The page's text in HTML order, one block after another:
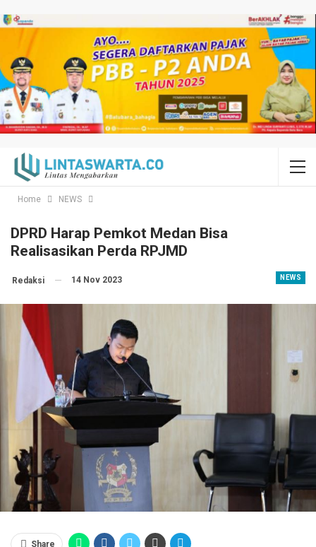
Home NEWS
DPRD Harap Pemkot Medan Bisa
Realisasikan Perda RPJMD
NEWS
Redaksi 14 Nov 2023
Share